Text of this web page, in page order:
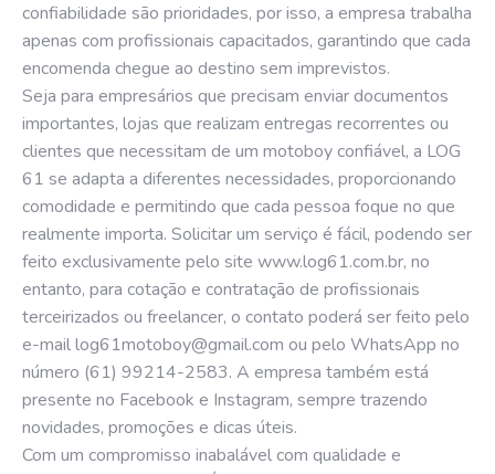
confiabilidade são prioridades, por isso, a empresa trabalha
apenas com profissionais capacitados, garantindo que cada
encomenda chegue ao destino sem imprevistos.
Seja para empresários que precisam enviar documentos
importantes, lojas que realizam entregas recorrentes ou
clientes que necessitam de um motoboy confiável, a LOG
61 se adapta a diferentes necessidades, proporcionando
comodidade e permitindo que cada pessoa foque no que
realmente importa. Solicitar um serviço é fácil, podendo ser
feito exclusivamente pelo site www.log61.com.br, no
entanto, para cotação e contratação de profissionais
terceirizados ou freelancer, o contato poderá ser feito pelo
e-maillog61motoboy@gmail.com ou pelo WhatsApp no
número (61) 99214-2583. A empresa também está
presente no Facebook e Instagram, sempre trazendo
novidades, promoções e dicas úteis.
Com um compromisso inabalável com qualidade e